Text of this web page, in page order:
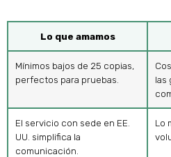
Lo que amamos
Mínimos bajos de 25 copias,
perfectos para pruebas.
las
El servicio con sede en EE.
UU. simplifica la
comunicación.
Lo